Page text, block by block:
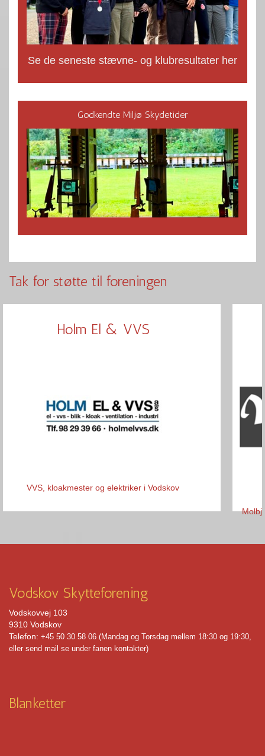
Se de seneste stævne- og klubresultater her
Godkendte Miljø Skydetider
Tak for støtte til foreningen
Holm El & VVS
VVS, kloakmester og elektriker i Vodskov
Vi
Vodskov Skytteforening
Vodskovvej 103
9310 Vodskov
Telefon: +45 50 30 58 06 (Mandag og Torsdag mellem 18:30 og 19:30,
eller send mail se under fanen kontakter)
Blanketter